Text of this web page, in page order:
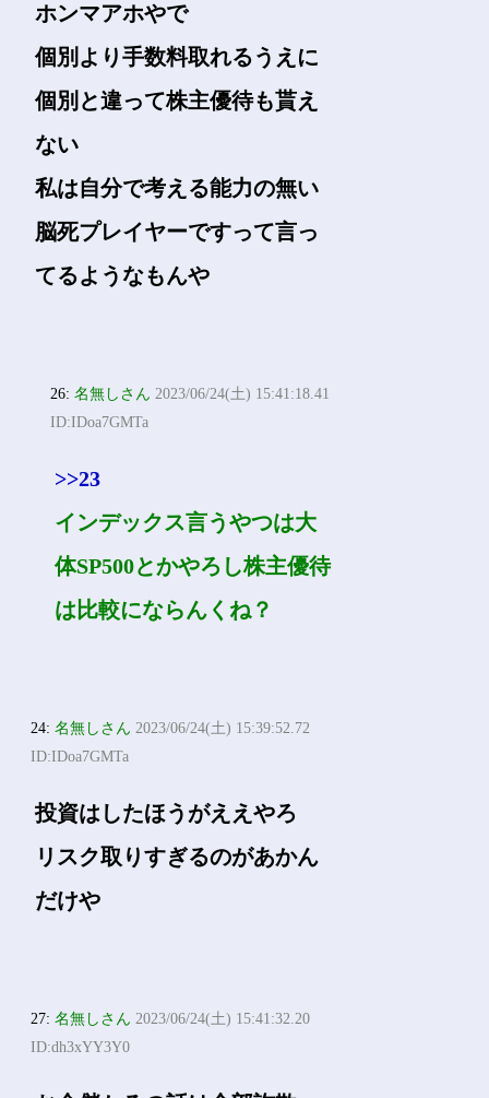
ホンマアホやで
個別より手数料取れるうえに
個別と違って株主優待も貰え
ない
私は自分で考える能力の無い
脳死プレイヤーですって言っ
てるようなもんや
26:名無しさん 2023/06/24(土) 15:41:18.41
ID:IDoa7GMTa
>>23
インデックス言うやつは大
体SP500とかやろし株主優待
は比較にならんくね？
24:名無しさん 2023/06/24(土) 15:39:52.72
ID:IDoa7GMTa
投資はしたほうがええやろ
リスク取りすぎるのがあかん
だけや
27:名無しさん 2023/06/24(土) 15:41:32.20
ID:dh3xYY3Y0